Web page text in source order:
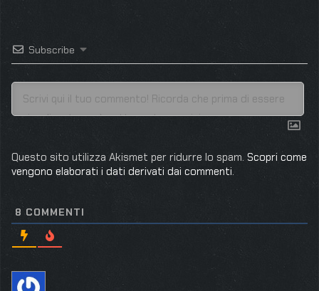
Subscribe
Questo sito utilizza Akismet per ridurre lo spam. Scopri come
vengono elaborati i dati derivati dai commenti.
8 COMMENTI